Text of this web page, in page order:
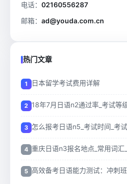
电话： 02160556287
邮箱： ad@youda.com.cn
热门文章
日本留学考试费用详解
18年7月日语n2通过率_考试等
怎么报考日语n5_考试时间_考
重庆日语n3报名地点_常用词汇
高效备考日语能力测试：冲刺